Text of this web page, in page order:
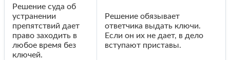
Решение суда об
устранении
препятствий дает
право заходить в
любое время без
ключей.
Решение обязывает
ответчика выдать ключи.
Если он их не дает, в дело
вступают приставы.